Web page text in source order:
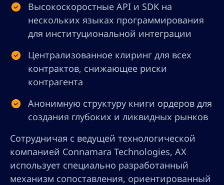
Высокоскоростные API и SDK на
нескольких языках программирования
для институциональной интеграции
Централизованное клиринг для всех
контрактов, снижающее риски
контрагента
Анонимную структуру книги ордеров для
создания глубоких и ликвидных рынков
Сотрудничая с ведущей технологической
компанией Connamara Technologies, AX
использует специально разработанный
механизм сопоставления, ориентированный